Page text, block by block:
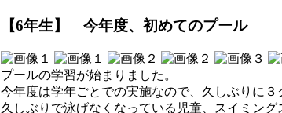
【6年生】 今年度、初めてのプール
プールの学習が始まりました。
今年度は学年ごとでの実施なので、久しぶりに３
久しぶりで泳げなくなっている児童、スイミン